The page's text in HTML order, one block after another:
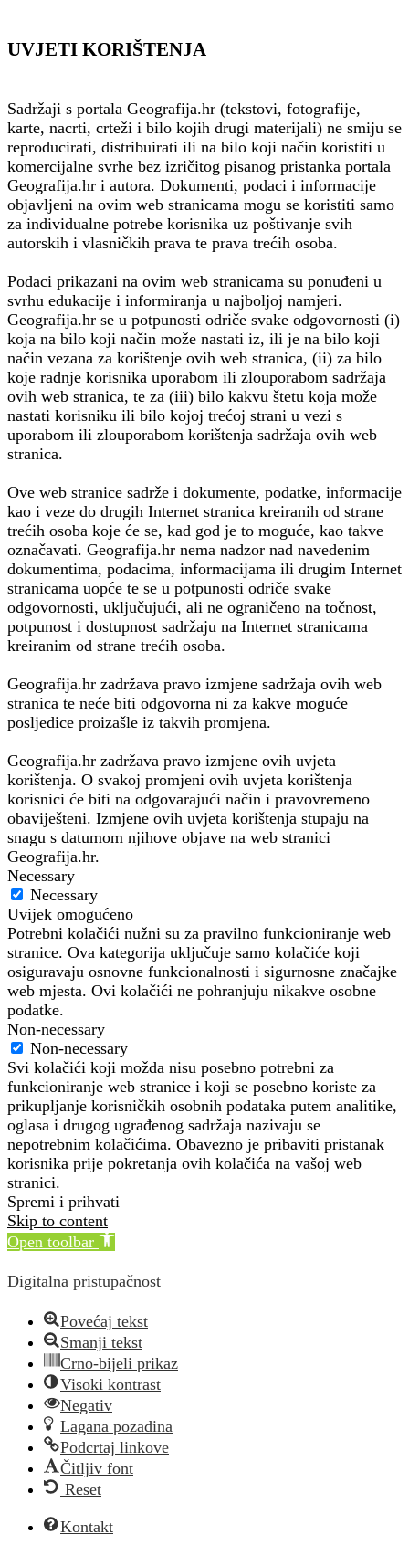
UVJETI KORIŠTENJA
Sadržaji s portala Geografija.hr (tekstovi, fotografije,
karte, nacrti, crteži i bilo kojih drugi materijali) ne smiju se
reproducirati, distribuirati ili na bilo koji način koristiti u
komercijalne svrhe bez izričitog pisanog pristanka portala
Geografija.hr i autora. Dokumenti, podaci i informacije
objavljeni na ovim web stranicama mogu se koristiti samo
za individualne potrebe korisnika uz poštivanje svih
autorskih i vlasničkih prava te prava trećih osoba.
Podaci prikazani na ovim web stranicama su ponuđeni u
svrhu edukacije i informiranja u najboljoj namjeri.
Geografija.hr se u potpunosti odriče svake odgovornosti (i)
koja na bilo koji način može nastati iz, ili je na bilo koji
način vezana za korištenje ovih web stranica, (ii) za bilo
koje radnje korisnika uporabom ili zlouporabom sadržaja
ovih web stranica, te za (iii) bilo kakvu štetu koja može
nastati korisniku ili bilo kojoj trećoj strani u vezi s
uporabom ili zlouporabom korištenja sadržaja ovih web
stranica.
Ove web stranice sadrže i dokumente, podatke, informacije
kao i veze do drugih Internet stranica kreiranih od strane
trećih osoba koje će se, kad god je to moguće, kao takve
označavati. Geografija.hr nema nadzor nad navedenim
dokumentima, podacima, informacijama ili drugim Internet
stranicama uopće te se u potpunosti odriče svake
odgovornosti, uključujući, ali ne ograničeno na točnost,
potpunost i dostupnost sadržaju na Internet stranicama
kreiranim od strane trećih osoba.
Geografija.hr zadržava pravo izmjene sadržaja ovih web
stranica te neće biti odgovorna ni za kakve moguće
posljedice proizašle iz takvih promjena.
Geografija.hr zadržava pravo izmjene ovih uvjeta
korištenja. O svakoj promjeni ovih uvjeta korištenja
korisnici će biti na odgovarajući način i pravovremeno
obaviješteni. Izmjene ovih uvjeta korištenja stupaju na
snagu s datumom njihove objave na web stranici
Geografija.hr.
Necessary
Necessary
Uvijek omogućeno
Potrebni kolačići nužni su za pravilno funkcioniranje web
stranice. Ova kategorija uključuje samo kolačiće koji
osiguravaju osnovne funkcionalnosti i sigurnosne značajke
web mjesta. Ovi kolačići ne pohranjuju nikakve osobne
podatke.
Non-necessary
Non-necessary
Svi kolačići koji možda nisu posebno potrebni za
funkcioniranje web stranice i koji se posebno koriste za
prikupljanje korisničkih osobnih podataka putem analitike,
oglasa i drugog ugrađenog sadržaja nazivaju se
nepotrebnim kolačićima. Obavezno je pribaviti pristanak
korisnika prije pokretanja ovih kolačića na vašoj web
stranici.
Spremi i prihvati
Skip to content
Open toolbar
Digitalna pristupačnost
Povećaj tekst
Smanji tekst
Crno-bijeli prikaz
Visoki kontrast
Negativ
Lagana pozadina
Podcrtaj linkove
Čitljiv font
Reset
Kontakt